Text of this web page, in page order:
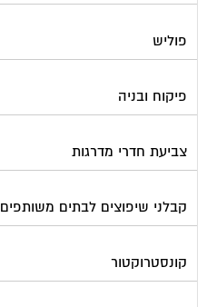
פוליש
פיקוח ובניה
צביעת חדרי מדרגות
קבלני שיפוצים לבתים משותפים
קונסטרוקטור